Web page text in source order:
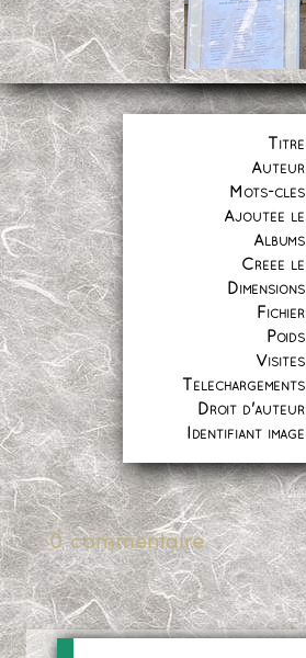
Titre
Auteur
Mots-clés
Ajoutée le
Albums
Créée le
Dimensions
Fichier
Poids
Visites
Téléchargements
Droit d'auteur
Identifiant image
0 commentaire